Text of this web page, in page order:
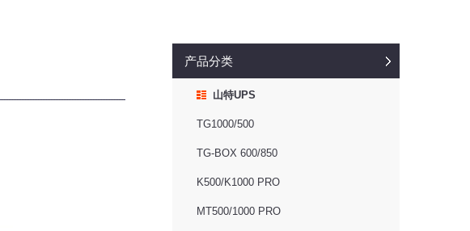
产品分类
山特UPS
TG1000/500
TG-BOX 600/850
K500/K1000 PRO
MT500/1000 PRO